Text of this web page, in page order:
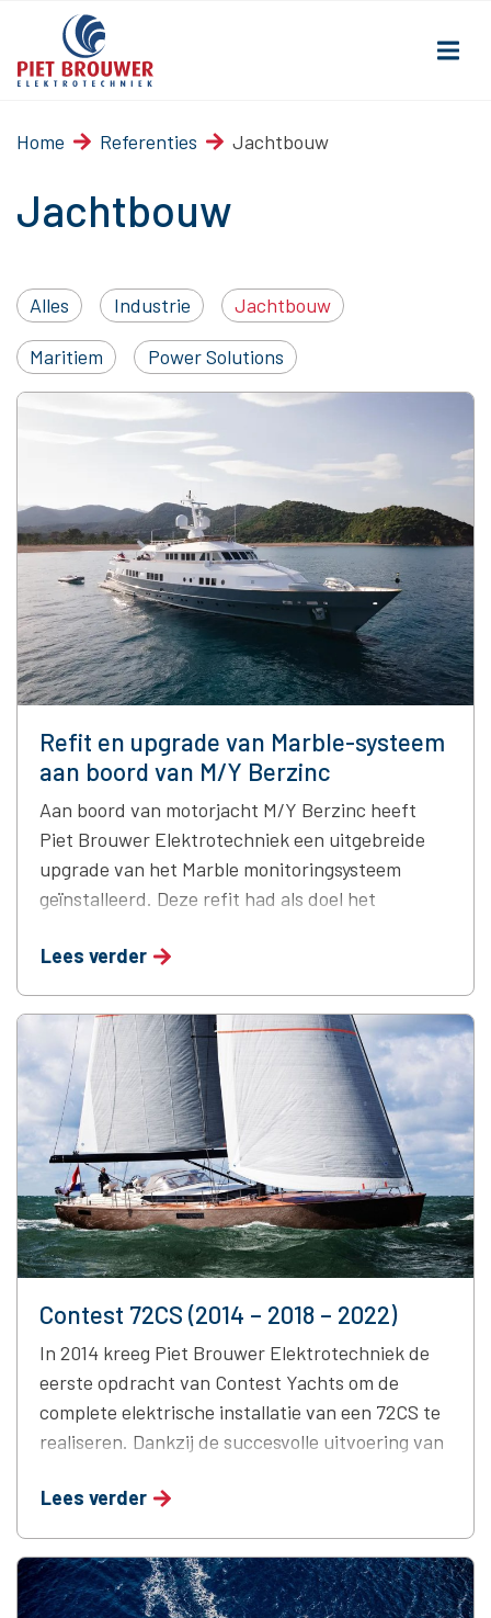
Home Referenties Jachtbouw
Jachtbouw
Alles Industrie Jachtbouw
Maritiem Power Solutions
Refit en upgrade van Marble-systeem
aan boord van M/Y Berzinc
Aan boord van motorjacht M/Y Berzinc heeft
Piet Brouwer Elektrotechniek een uitgebreide
upgrade van het Marble monitoringsysteem
geïnstalleerd. Deze refit had als doel het
uitbreidbaarheid en visuele presentatie van het
voor toekomstige integraties. Werkzaamheden:
Resultaat: Het vernieuwde, modulaire Marble-
systeem biedt maximale flexibiliteit en maatwerk.
Dankzij …
Continued
Lees verder
Contest 72CS (2014 – 2018 – 2022)
In 2014 kreeg Piet Brouwer Elektrotechniek de
eerste opdracht van Contest Yachts om de
complete elektrische installatie van een 72CS te
realiseren. Dankzij de succesvolle uitvoering van
expertise gekozen, en in 2022 mochten wij
opdrachten bevestigen het vertrouwen van
Contest Yachts …Continued
Lees verder